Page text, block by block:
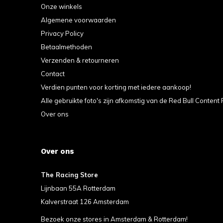
Onze winkels
Algemene voorwaarden
Privacy Policy
Betaalmethoden
Verzenden & retourneren
Contact
Verdien punten voor korting met iedere aankoop!
Alle gebruikte foto's zijn afkomstig van de Red Bull Content
Over ons
Over ons
The Racing Store
Lijnbaan 55A Rotterdam
Kalverstraat 126 Amsterdam
Bezoek onze stores in Amsterdam & Rotterdam!